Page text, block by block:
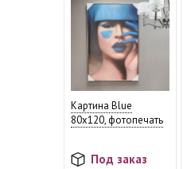
Картина Blue
80x120, фотопечать
Под заказ